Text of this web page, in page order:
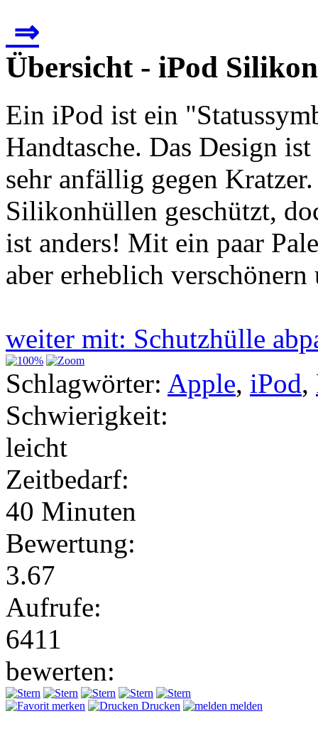
⇒
Übersicht - iPod
Ein iPod ist ein
Handtasche. Das Design
sehr anfällig gegen
Silikonhüllen geschützt,
ist anders! Mit ein paar
aber erheblich
weiter mit: Schutzhülle
Schlagwörter: Apple, iPod,
Schwierigkeit:
leicht
Zeitbedarf:
40 Minuten
Bewertung:
3.67
Aufrufe:
6411
bewerten:
merken Drucken melden